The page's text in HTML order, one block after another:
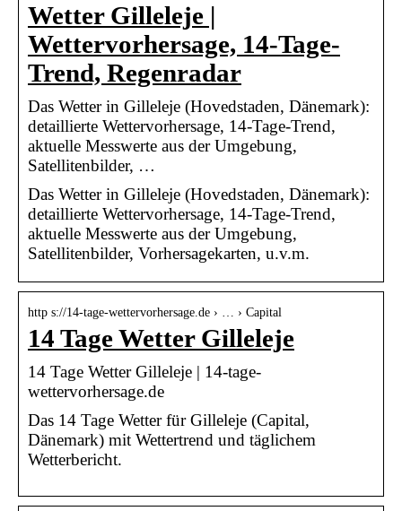
Wetter Gilleleje |
Wettervorhersage, 14-Tage-
Trend, Regenradar
Das Wetter in Gilleleje (Hovedstaden, Dänemark):
detaillierte Wettervorhersage, 14-Tage-Trend,
aktuelle Messwerte aus der Umgebung,
Satellitenbilder, …
Das Wetter in Gilleleje (Hovedstaden, Dänemark):
detaillierte Wettervorhersage, 14-Tage-Trend,
aktuelle Messwerte aus der Umgebung,
Satellitenbilder, Vorhersagekarten, u.v.m.
http s://14-tage-wettervorhersage.de › … › Capital
14 Tage Wetter Gilleleje
14 Tage Wetter Gilleleje | 14-tage-
wettervorhersage.de
Das 14 Tage Wetter für Gilleleje (Capital,
Dänemark) mit Wettertrend und täglichem
Wetterbericht.